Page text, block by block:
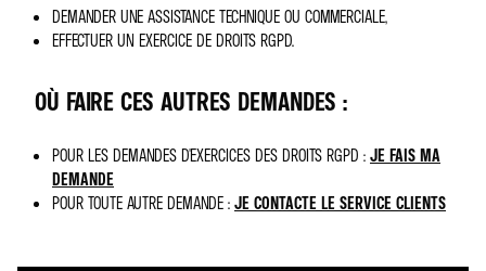
DEMANDER UNE ASSISTANCE TECHNIQUE OU COMMERCIALE,
EFFECTUER UN EXERCICE DE DROITS RGPD.
OÙ FAIRE CES AUTRES DEMANDES :
POUR LES DEMANDES D'EXERCICES DES DROITS RGPD : JE FAIS MA
DEMANDE
POUR TOUTE AUTRE DEMANDE : JE CONTACTE LE SERVICE CLIENTS